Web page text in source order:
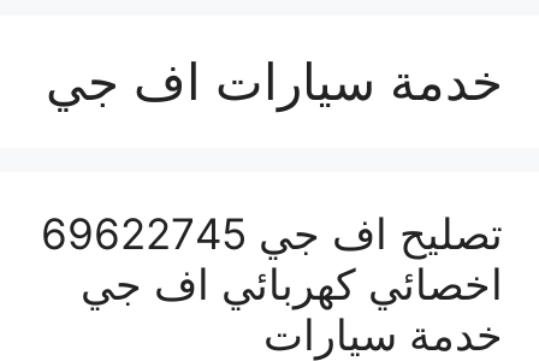
خدمة سيارات اف جي
تصليح اف جي 69622745
اخصائي كهربائي اف جي
خدمة سيارات